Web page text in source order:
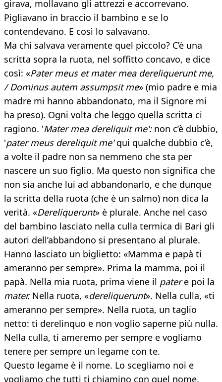
girava, mollavano gli attrezzi e accorrevano.
Pigliavano in braccio il bambino e se lo
contendevano. E così lo salvavano.
Ma chi salvava veramente quel piccolo? C’è una
scritta sopra la ruota, nel soffitto concavo, e dice
così: «Pater meus et mater mea dereliquerunt me,
/ Dominus autem assumpsit me» (mio padre e mia
madre mi hanno abbandonato, ma il Signore mi
ha preso). Ogni volta che leggo quella scritta ci
ragiono. 'Mater mea dereliquit me':non c’è dubbio,
'pater meus dereliquit me'qui qualche dubbio c’è,
a volte il padre non sa nemmeno che sta per
nascere un suo figlio. Ma questo non significa che
non sia anche lui ad abbandonarlo, e che dunque
la scritta della ruota (che è un salmo) non dica la
verità. «Dereliquerunt» è plurale. Anche nel caso
del bambino lasciato nella culla termica di Bari gli
autori dell’abbandono si presentano al plurale.
Hanno lasciato un biglietto: «Mamma e papà ti
ameranno per sempre». Prima la mamma, poi il
papà. Nella mia ruota, prima viene il patere poi la
mater.Nella ruota, «dereliquerunt». Nella culla, «ti
ameranno per sempre». Nella ruota, un taglio
netto: ti derelinquo e non voglio saperne più nulla.
Nella culla, ti ameremo per sempre e vogliamo
tenere per sempre un legame con te.
Questo legame è il nome. Lo scegliamo noi e
vogliamo che tutti ti chiamino con quel nome.